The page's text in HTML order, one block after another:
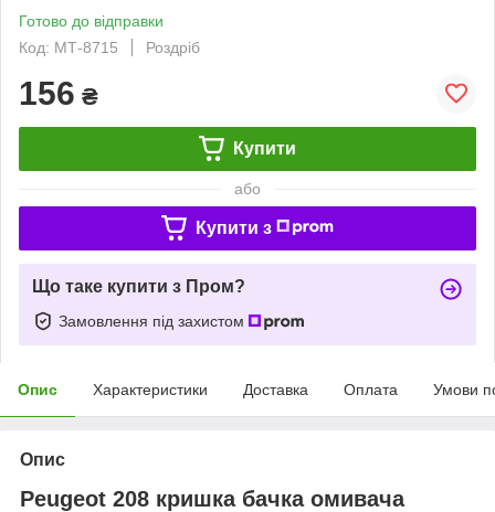
Готово до відправки
Код: МТ-8715
Роздріб
156 ₴
Купити
або
Купити з
Що таке купити з Пром?
Замовлення під захистом
Опис Характеристики Доставка Оплата Умови
Опис
Peugeot 208 кришка бачка омивача